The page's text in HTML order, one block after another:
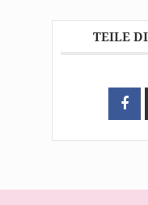
TEILE